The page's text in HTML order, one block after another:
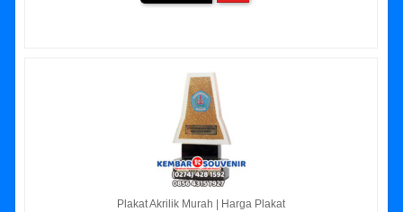
Plakat Akrilik Murah | Harga Plakat